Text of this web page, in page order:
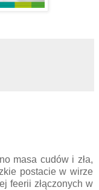
masa cudów i zła,
postacie w wirze
feerii złączonych w